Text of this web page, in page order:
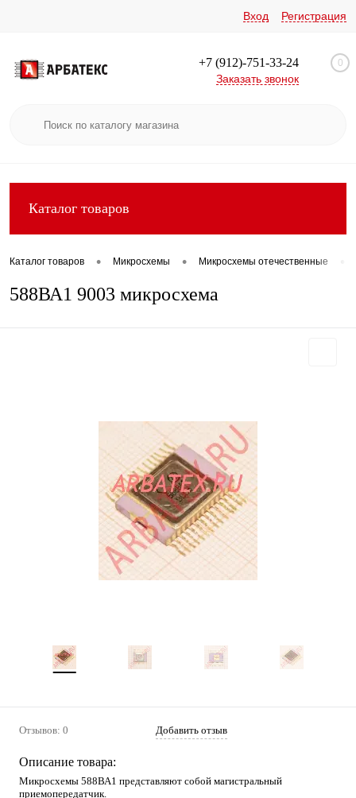
Вход Регистрация
+7 (912)-751-33-24
Заказать звонок
0
Каталог товаров
Каталог товаров • Микросхемы • Микросхемы отечественные
588ВА1 9003 микросхема
Отзывов: 0 Добавить отзыв
Описание товара:
Микросхемы 588ВА1 представляют собой магистральный
приемопередатчик.